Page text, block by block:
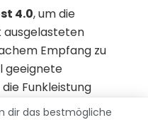
4.0, um die
ausgelasteten
Empfang zu
geeignete
Funkleistung
dir das bestmögliche